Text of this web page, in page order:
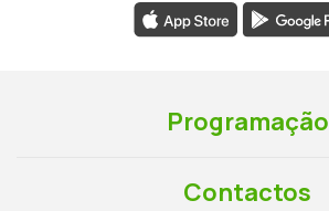
Programação
Contactos